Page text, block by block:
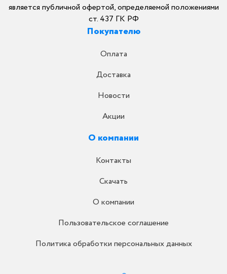
является публичной офертой, определяемой положениями
ст. 437 ГК РФ
Покупателю
Оплата
Доставка
Новости
Акции
О компании
Контакты
Скачать
О компании
Пользовательское соглашение
Политика обработки персональных данных